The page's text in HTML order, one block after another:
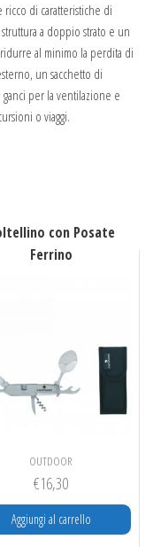
ricco di caratteristiche di
a doppio strato e un
al minimo la perdita di
un sacchetto di
per la ventilazione e
o viaggi.
con Posate
Ferrino
OUTDOOR
€16,30
Aggiungi al carrello